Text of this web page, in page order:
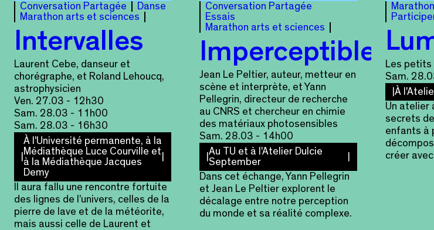
Conversation Partagée
Danse
Marathon arts et sciences
Intervalles
Laurent Cebe, danseur et
chorégraphe, et Roland Lehoucq,
astrophysicien
Ven. 27.03 - 12h30
Sam. 28.03 - 11h00
Sam. 28.03 - 16h30
À l'Université permanente, à la
Médiathèque Luce Courville et
à la Médiathèque Jacques
Demy
Il aura fallu une rencontre fortuite
des lignes de l’univers, celles de la
pierre de lave et de la météorite,
mais aussi celle de Laurent et
Conversation Partagée
Essais
Marathon arts et sciences
Imperceptible
Jean Le Peltier, auteur, metteur en
scène et interprète, et Yann
Pellegrin, directeur de recherche
au CNRS et chercheur en chimie
des matériaux photosensibles
Sam. 28.03 - 14h00
Au TU et à l'Atelier Dulcie
September
Dans cet échange, Yann Pellegrin
et Jean Le Peltier explorent le
décalage entre notre perception
du monde et sa réalité complexe.
Les petits
Sam.
À
Un atelier
secrets
enfants à
créer